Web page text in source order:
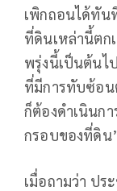
เพิกถอนได้ทัน
ที่ดินเหล่านี้ตก
พรุ่งนี้เป็นต้น
ที่มีการทับซ้อน
ก็ต้องดำเนินก
กรอบของที่ดิน
เมื่อถามว่า ป